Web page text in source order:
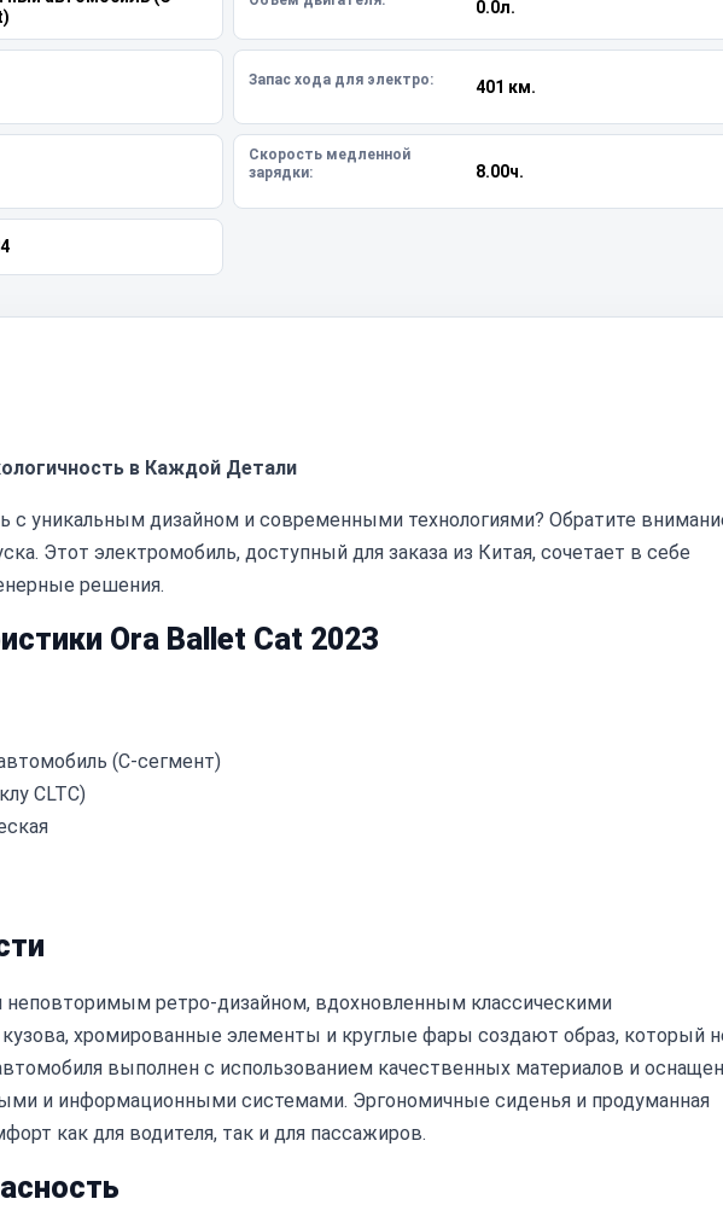
0.0л.
Запас хода для электро: 401 км.
Скорость медленной
зарядки:
8.00ч.
в Каждой Детали
уникальным дизайном и современными технологиями? Обратите
Этот электромобиль, доступный для заказа из Китая, сочетает в себе
решения.
Ora Ballet Cat 2023
(C-сегмент)
CLTC)
неповторимым ретро-дизайном, вдохновленным классическими
хромированные элементы и круглые фары создают образ, который
выполнен с использованием качественных материалов и оснащен
и информационными системами. Эргономичные сиденья и продуманная
как для водителя, так и для пассажиров.